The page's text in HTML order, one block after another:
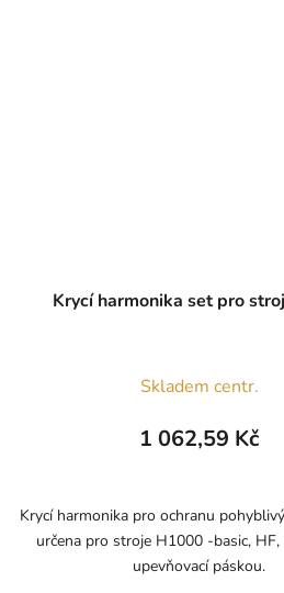
Krycí harmonika set pro
Skladem centr.
1 062,59 Kč
Krycí harmonika pro ochranu
určena pro stroje H1000 -basic, HF,
upevňovací páskou.